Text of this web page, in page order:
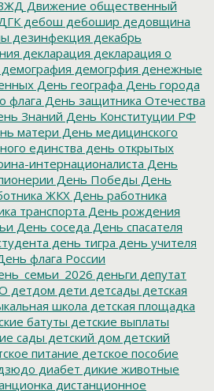
Движение общественный
дебош дебошир дедовщина
дезинфекция декабрь
декларация декларация о
демография демогрфия денежные
День географа День города
флага День защитника Отечества
Знаний День Конституции РФ
матери День медицинского
единства день открытых
интернационалиста День
День Победы День
ЖКХ День работника
транспорта День рождения
День соседа День спасателя
день тигра день учителя
флага России
деньги депутат
детдом дети детсады детская
школа детская площадка
батуты детские выплаты
сады детский дом детский
питание детское пособие
диабет дикие животные
дистанционное